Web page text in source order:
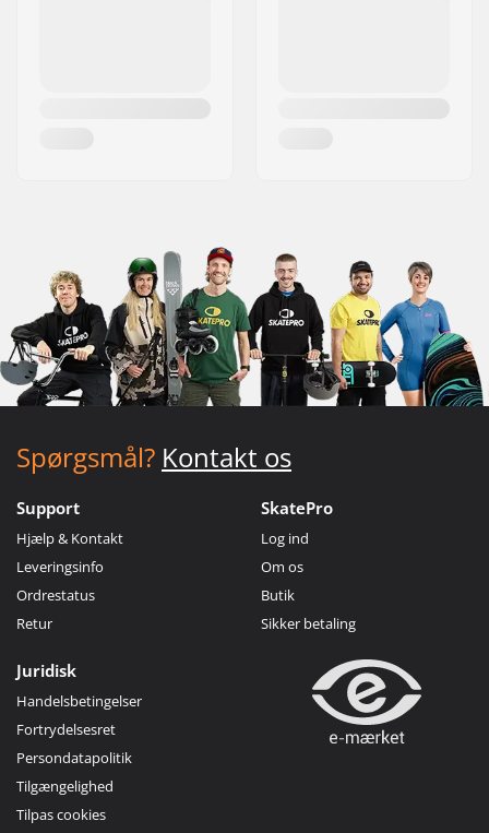
Spørgsmål? Kontakt os
Support
Hjælp & Kontakt
Leveringsinfo
Ordrestatus
Retur
SkatePro
Log ind
Om os
Butik
Sikker betaling
Juridisk
Handelsbetingelser
Fortrydelsesret
Persondatapolitik
Tilgængelighed
Tilpas cookies